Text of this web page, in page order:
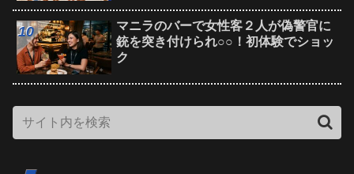
マニラのバーで女性客２人が偽警官に
銃を突き付けられ○○！初体験でショッ
ク